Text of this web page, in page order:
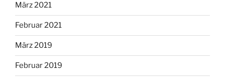
März 2021
Februar 2021
März 2019
Februar 2019